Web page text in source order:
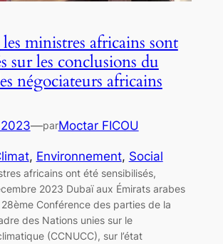
ministres africains sont
sur les conclusions du
négociateurs africains
—parMoctar FICOU
, Environnement, Social
africains ont été sensibilisés,
2023 Dubaï aux Émirats arabes
Conférence des parties de la
des Nations unies sur le
(CCNUCC), sur l’état